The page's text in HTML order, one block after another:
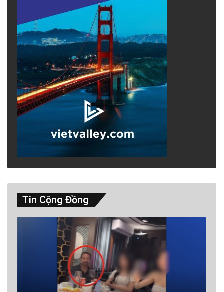
quả trong khả năng yếu hơn, lại trải thảm đỏ
cho Nga – thì dư luận có quyền hoài nghi: liệu
đây có phải là trung lập thực sự, hay là trò con
buôn đạo lý rẻ mạt?
Đặc biệt, việc Việt Nam bị tiết lộ đang hợp tác
với Ukraine trong lĩnh vực hàng không, hải
quân và kỹ thuật quốc phòng, lại không được
phản ánh trong chính sách đối ngoại công
khai, cho thấy hành động như con rắn nhiều
đầu. Sự thiếu minh bạch không chỉ ảnh hưởng
đến hình ảnh quốc gia, mà còn tạo sự khinh
ghét trong giới chuyên gia và cộng đồng quốc
tế.
Tin Cộng Đồng